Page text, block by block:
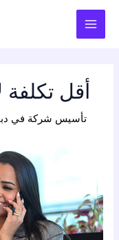
أقل
تأسيس شركة في